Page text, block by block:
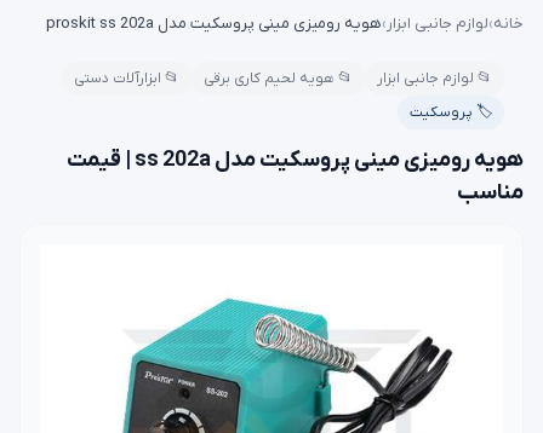
خانه›لوازم جانبی ابزار›هویه رومیزی مینی پروسکیت مدل proskit ss 202a
📂 لوازم جانبی ابزار 📂 هویه لحیم کاری برقی
📂 ابزارآلات دستی
🏷️ پروسکیت
هویه رومیزی مینی پروسکیت مدل ss 202a | قیمت
مناسب